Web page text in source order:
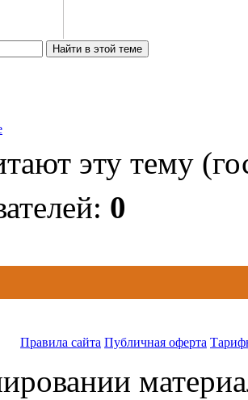
эту тему
0
Правила сайта Публичная оферта